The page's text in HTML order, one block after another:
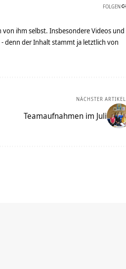
FOLGEN
ihm selbst. Insbesondere Videos und
denn der Inhalt stammt ja letztlich von
NÄCHSTER ARTIKEL
Teamaufnahmen im Juli